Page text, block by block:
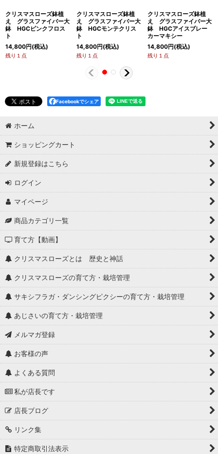
クリスマスローズ鉢植
え グラスファイバー大
鉢 HGCピンクフロス
ト
14,800円(税込)
残り１点
クリスマスローズ鉢植
え グラスファイバー大
鉢 HGCモンテクリス
ト
14,800円(税込)
残り１点
クリスマスローズ鉢植
え グラスファイバー大
鉢 HGCアイスブレー
カーマキシー
14,800円(税込)
残り１点
Facebookでシェア
ホーム
ショッピングカート
新規登録はこちら
ログイン
マイページ
商品カテゴリ一覧
育て方【動画】
クリスマスローズとは 歴史と神話
クリスマスローズの育て方・栽培管理
サキシフラガ・ダンシングピクシーの育て方・栽培管理
あじさいの育て方・栽培管理
メルマガ登録
お客様の声
よくある質問
私が店長です
店長ブログ
リンク集
特定商取引法表示